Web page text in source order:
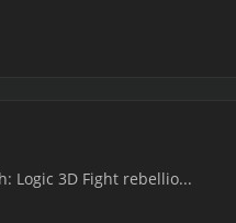
Logic 3D Fight rebellio...